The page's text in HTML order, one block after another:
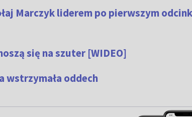
Marczyk liderem po pierwszym
się na szuter [WIDEO]
wstrzymała oddech